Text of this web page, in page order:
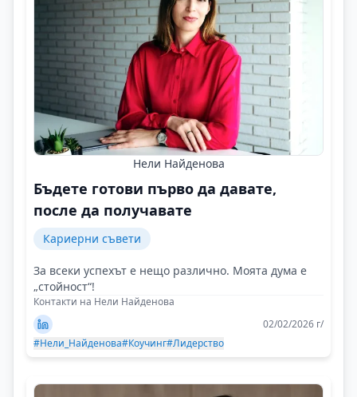
Нели Найденова
Бъдете готови първо да давате,
после да получавате
Кариерни съвети
За всеки успехът е нещо различно. Моята дума е
„стойност“!
Контакти на Нели Найденова
02/02/2026 г/
#Нели_Найденова#Коучинг#Лидерство